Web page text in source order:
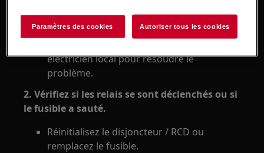
Connectez un autre appareil à la même
prise pour déterminer s'il y a du courant.
électricien local pour résoudre le
problème.
2. Vérifiez si les relais se sont déclenchés ou si
le fusible a sauté.
Réinitialisez le disjoncteur / RCD ou
remplacez le fusible.
Paramètres des cookies Autoriser tous les cookies